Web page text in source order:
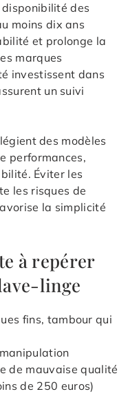
des
moins dix ans
et prolonge la
marques
investissent dans
un suivi
des modèles
performances,
Éviter les
les risques de
la simplicité
à repérer
linge
fins, tambour qui
de mauvaise qualité
de 250 euros)